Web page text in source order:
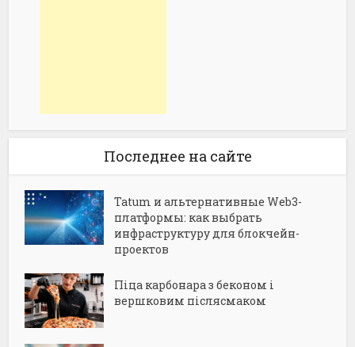
Последнее на сайте
Tatum и альтернативные Web3-
платформы: как выбрать
инфраструктуру для блокчейн-
проектов
Піца карбонара з беконом і
вершковим післясмаком